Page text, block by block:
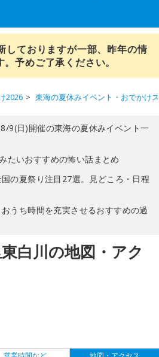
しておりますが一部、昨年の情
予めご了承ください。
2026 東海の夏休みイベント・おでかけ
9(日)開催の東海の夏休みイベント一
たいおすすめの怖い話まとめ
国の夏祭り注目27選。見どころ・日程
おうち時間を充実させるおすすめの過
白川の地図・アク